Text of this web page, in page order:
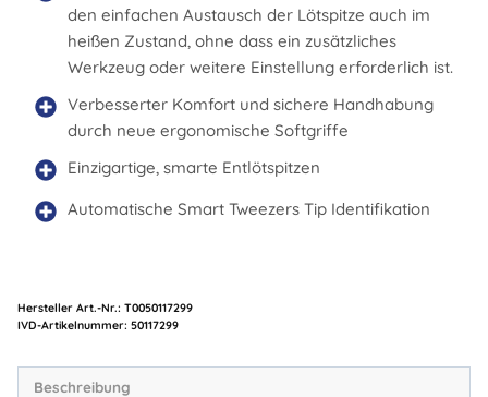
den einfachen Austausch der Lötspitze auch im
heißen Zustand, ohne dass ein zusätzliches
Werkzeug oder weitere Einstellung erforderlich ist.
Verbesserter Komfort und sichere Handhabung
durch neue ergonomische Softgriffe
Einzigartige, smarte Entlötspitzen
Automatische Smart Tweezers Tip Identifikation
Hersteller Art.-Nr.: T0050117299
Artikelnummer: 50117299
Beschreibung